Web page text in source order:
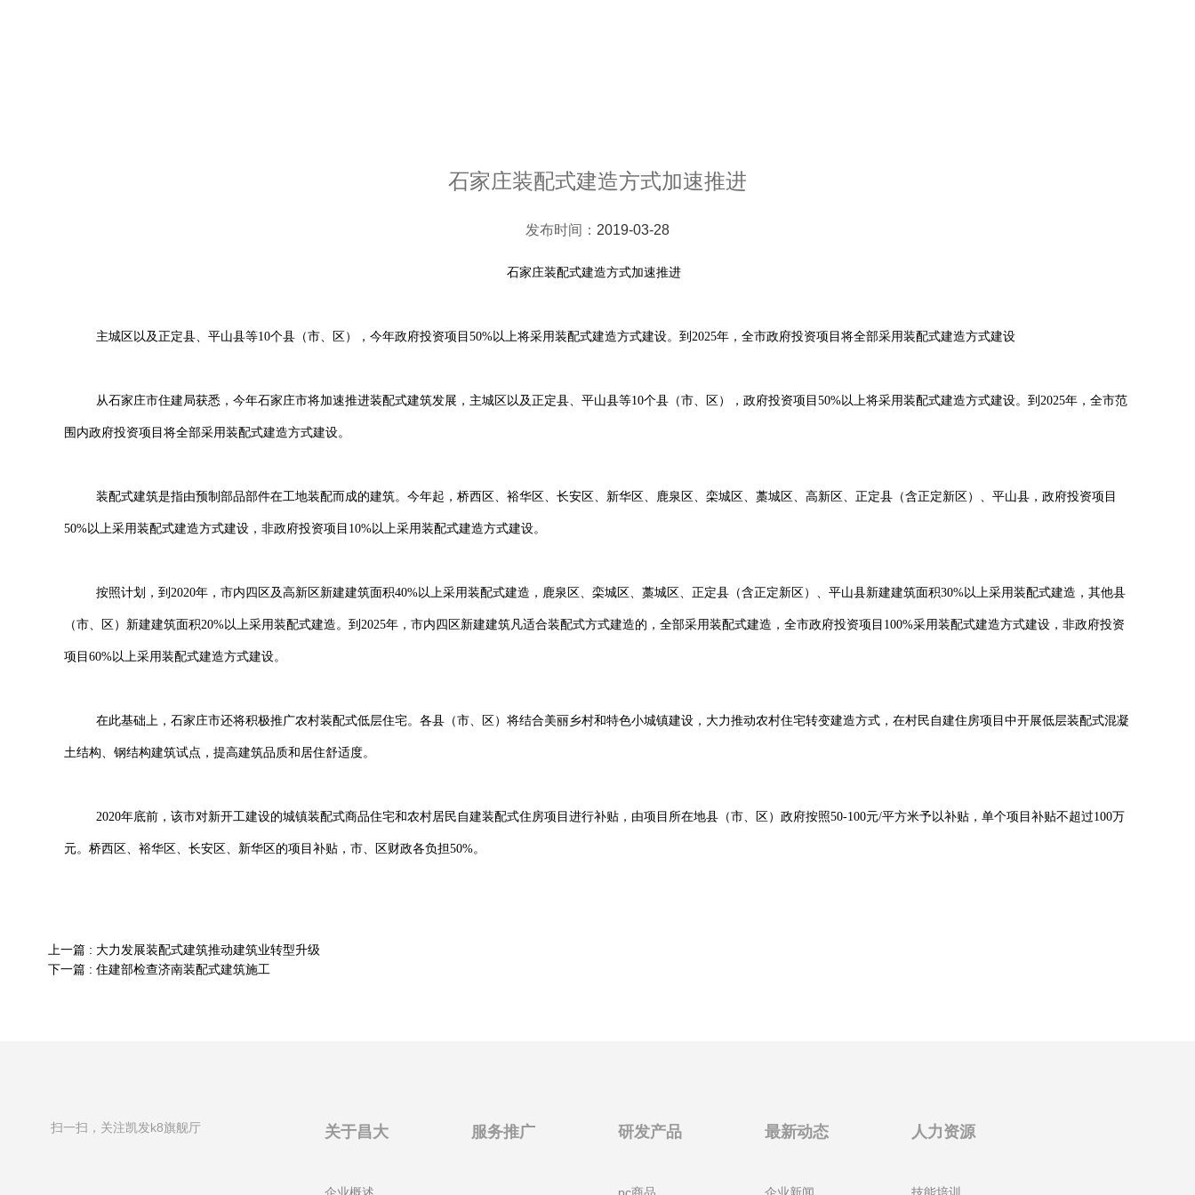
石家庄装配式建造方式加速推进
发布时间： 2019-03-28
石家庄装配式建造方式加速推进
主城区以及正定县、平山县等10个县（市、区），今年政府投资项目50%以上将采用装配式建造方式建设。到2025年，全市政府投资项目将全部采用装配式建造方式建设
从石家庄市住建局获悉，今年石家庄市将加速推进装配式建筑发展，主城区以及正定县、平山县等10个县（市、区），政府投资项目50%以上将采用装配式建造方式建设。到2025年，全市范
围内政府投资项目将全部采用装配式建造方式建设。
装配式建筑是指由预制部品部件在工地装配而成的建筑。今年起，桥西区、裕华区、长安区、新华区、鹿泉区、栾城区、藁城区、高新区、正定县（含正定新区）、平山县，政府投资项目
50%以上采用装配式建造方式建设，非政府投资项目10%以上采用装配式建造方式建设。
按照计划，到2020年，市内四区及高新区新建建筑面积40%以上采用装配式建造，鹿泉区、栾城区、藁城区、正定县（含正定新区）、平山县新建建筑面积30%以上采用装配式建造，其他县
（市、区）新建建筑面积20%以上采用装配式建造。到2025年，市内四区新建建筑凡适合装配式方式建造的，全部采用装配式建造，全市政府投资项目100%采用装配式建造方式建设，非政府投资
项目60%以上采用装配式建造方式建设。
在此基础上，石家庄市还将积极推广农村装配式低层住宅。各县（市、区）将结合美丽乡村和特色小城镇建设，大力推动农村住宅转变建造方式，在村民自建住房项目中开展低层装配式混凝
土结构、钢结构建筑试点，提高建筑品质和居住舒适度。
2020年底前，该市对新开工建设的城镇装配式商品住宅和农村居民自建装配式住房项目进行补贴，由项目所在地县（市、区）政府按照50-100元/平方米予以补贴，单个项目补贴不超过100万
元。桥西区、裕华区、长安区、新华区的项目补贴，市、区财政各负担50%。
上一篇 : 大力发展装配式建筑推动建筑业转型升级
下一篇 : 住建部检查济南装配式建筑施工
扫一扫，关注凯发k8旗舰厅 关于昌大 服务推广 研发产品 最新动态 人力资源